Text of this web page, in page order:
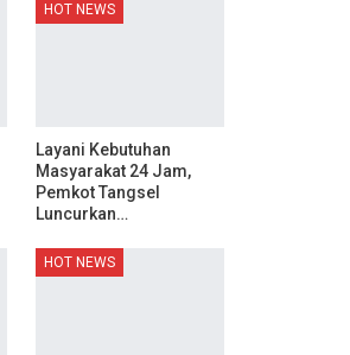
HOT NEWS
Layani Kebutuhan
Masyarakat 24 Jam,
Pemkot Tangsel
Luncurkan…
HOT NEWS